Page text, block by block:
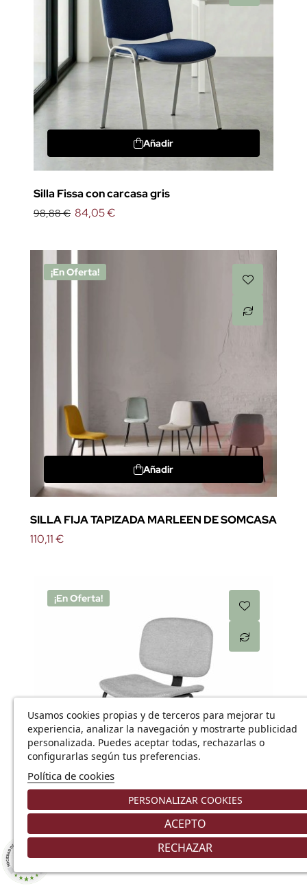
Añadir
Silla Fissa con carcasa gris
98,88 € 84,05 €
¡En Oferta!
Añadir
SILLA FIJA TAPIZADA MARLEEN DE SOMCASA
110,11 €
¡En Oferta!
Añadir
SILLA FIJA TAPIZADA WINONA DE SOMCASA
131,89 €
Usamos cookies propias y de terceros para mejorar tu
experiencia, analizar la navegación y mostrarte publicidad
personalizada. Puedes aceptar todas, rechazarlas o
configurarlas según tus preferencias.
Política de cookies
PERSONALIZAR COOKIES
RECHAZAR
ACEPTO
8.9/10